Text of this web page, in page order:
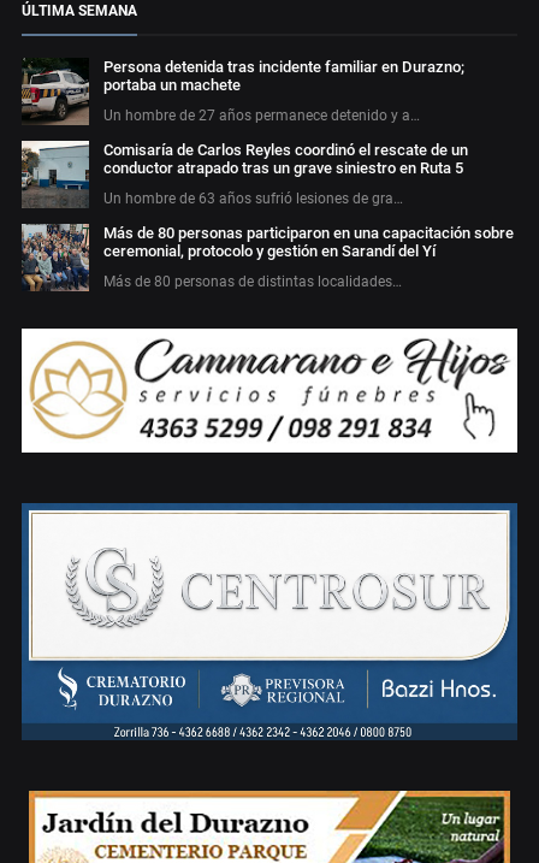
ÚLTIMA SEMANA
Persona detenida tras incidente familiar en Durazno;
portaba un machete
Un hombre de 27 años permanece detenido y a…
Comisaría de Carlos Reyles coordinó el rescate de un
conductor atrapado tras un grave siniestro en Ruta 5
Un hombre de 63 años sufrió lesiones de gra…
Más de 80 personas participaron en una capacitación sobre
ceremonial, protocolo y gestión en Sarandí del Yí
Más de 80 personas de distintas localidades…